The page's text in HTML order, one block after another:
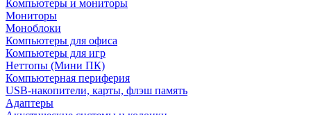
Компьютеры и мониторы
Мониторы
Моноблоки
Компьютеры для офиса
Компьютеры для игр
Неттопы (Мини ПК)
Компьютерная периферия
USB-накопители, карты, флэш память
Адаптеры